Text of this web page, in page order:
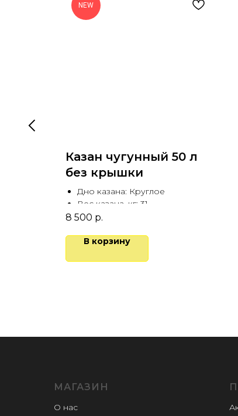
NEW
Казан чугунный 50 л
без крышки
Дно казана: Круглое
Вес казана, кг: 31
Глубина казана, см: 29
8 500 р.
В корзину
МАГАЗИН
О нас